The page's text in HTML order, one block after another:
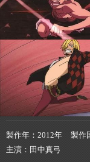
製作年 2012年 製作
主演
田中真弓